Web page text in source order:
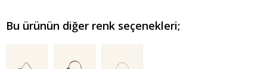
Bu ürünün diğer renk seçenekleri;